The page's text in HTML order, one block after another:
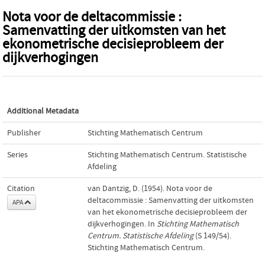
Nota voor de deltacommissie :
Samenvatting der uitkomsten van het
ekonometrische decisieprobleem der
dijkverhogingen
Additional Metadata
Publisher Stichting Mathematisch Centrum
Series
Stichting Mathematisch Centrum. Statistische
Afdeling
Citation
APA
van Dantzig, D. (1954). Nota voor de
deltacommissie : Samenvatting der uitkomsten
van het ekonometrische decisieprobleem der
dijkverhogingen. In Stichting Mathematisch
Centrum. Statistische Afdeling(S 149/54).
Stichting Mathematisch Centrum.